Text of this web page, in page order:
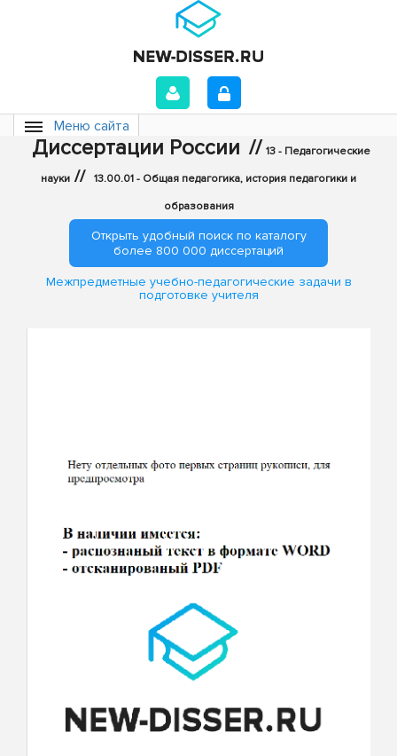
Меню сайта
Диссертации России // 13 - Педагогические
науки // 13.00.01 - Общая педагогика, история педагогики и
образования
Открыть удобный поиск по каталогу
более 800 000 диссертаций
Межпредметные учебно-педагогические задачи в
подготовке учителя